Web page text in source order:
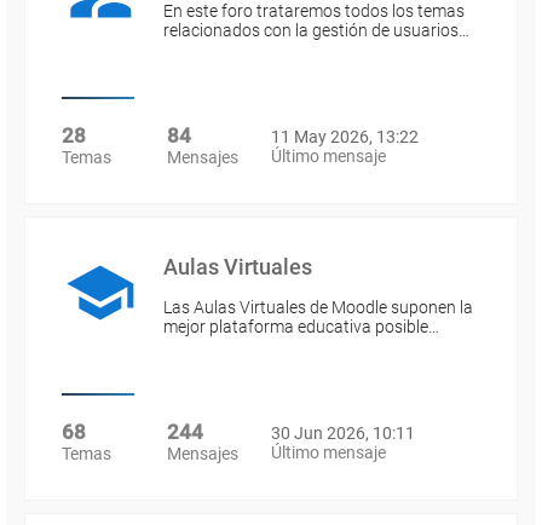
En este foro trataremos todos los temas
relacionados con la gestión de usuarios…
28
Temas
84
Mensajes
11 May 2026, 13:22
Último mensaje
Aulas Virtuales
Las Aulas Virtuales de Moodle suponen la
mejor plataforma educativa posible…
68
Temas
244
Mensajes
30 Jun 2026, 10:11
Último mensaje